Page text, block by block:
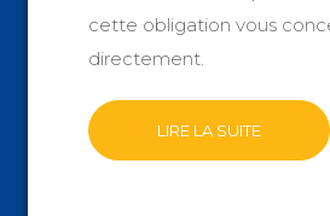
cette obligation vous
directement.
LIRE LA SUITE